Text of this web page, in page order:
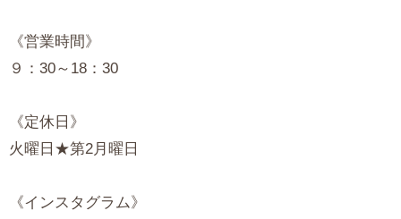
《営業時間》
９：30～18：30
《定休日》
火曜日★第2月曜日
《インスタグラム》